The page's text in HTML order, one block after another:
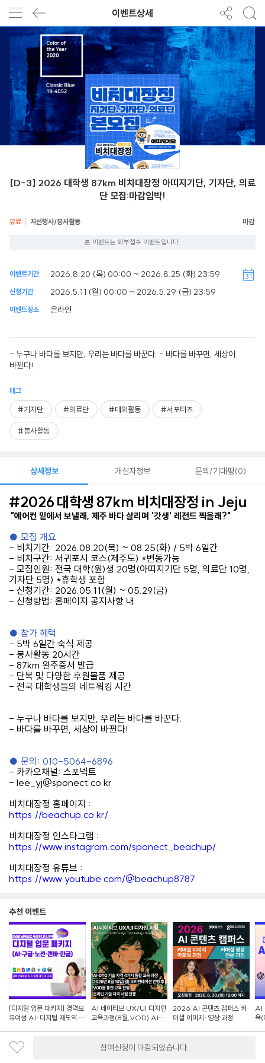
이벤트상세
[D-3] 2026 대학생 87km 비치대장정 아띠지기단, 기자단, 의료
단 모집:마감임박!
유료 자선행사/봉사활동
본 이벤트는 외부접수 이벤트입니다.
이벤트기간 2026.8.20 (목) 00:00 ~ 2026.8.25 (화) 23:59
신청기간 2026.5.11 (월) 00:00 ~ 2026.5.29 (금) 23:59
이벤트장소 온라인
- 누구나 바다를 보지만, 우리는 바다를 바꾼다. - 바다를 바꾸면, 세상이
바뀐다!
태그
#기자단 #의료단 #대외활동 #서포터즈
#봉사활동
상세정보
#2026 대학생 87km 비치대장정 in Jeju
"에어컨 밑에서 보낼래, 제주 바다 살리며 '갓생' 레전드 찍을래?"
● 모집 개요
- 비치기간: 2026.08.20(목) ~ 08.25(화) / 5박 6일간
- 비치구간: 서귀포시 코스(제주도) *변동가능
- 모집인원: 전국 대학(원)생 20명(아띠지기단 5명, 의료단 10명,
기자단 5명) *휴학생 포함
- 신청기간: 2026.05.11(월) ~ 05.29(금)
- 신청방법: 홈페이지 공지사항 내
● 참가 혜택
- 5박 6일간 숙식 제공
- 봉사활동 20시간
- 87km 완주증서 발급
- 단복 및 다양한 후원물품 제공
- 전국 대학생들의 네트워킹 시간
- 누구나 바다를 보지만, 우리는 바다를 바꾼다.
- 바다를 바꾸면, 세상이 바뀐다!
● 문의 : 010-5064-6896
- 카카오채널: 스포넥트
- lee_yj@sponect.co.kr
비치대장정 홈페이지 :
https://beachup.co.kr/
비치대장정 인스타그램 :
https://www.instagram.com/sponect_beachup/
비치대장정 유튜브 :
https://www.youtube.com/@beachup8787
개설자정보 문의/기대평 0
추천 이벤트
[디지털 입문 패키지] 경력보
유여성 AI·디지털 재도약 교
AI 네이티브 UX/UI 디자인
교육과정(8월,VOD) AI-
2026 AI 콘텐츠 캠퍼스 커
머셜 이미지·영상 과정
AI
육(
참여신청이 마감되었습니다.